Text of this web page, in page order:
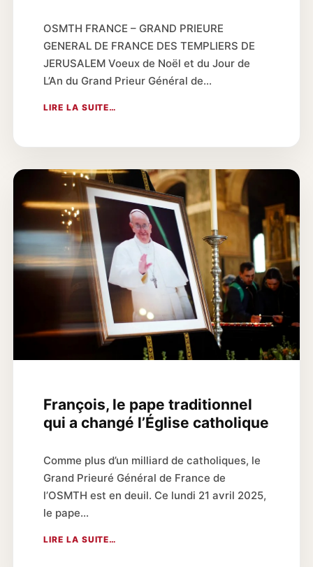
OSMTH FRANCE – GRAND PRIEURE
GENERAL DE FRANCE DES TEMPLIERS DE
JERUSALEM Voeux de Noël et du Jour de
L’An du Grand Prieur Général de…
LIRE LA SUITE…
François, le pape traditionnel
qui a changé l’Église catholique
Comme plus d’un milliard de catholiques, le
Grand Prieuré Général de France de
l’OSMTH est en deuil. Ce lundi 21 avril 2025,
le pape…
LIRE LA SUITE…